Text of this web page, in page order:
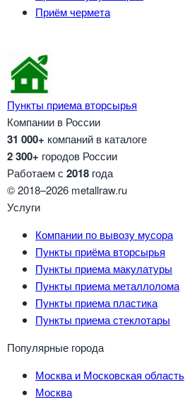
Приём чермета
Пункты приема вторсырья
Компании в России
31 000+ компаний в каталоге
2 300+ городов России
Работаем с 2018 года
© 2018–2026 metallraw.ru
Услуги
Компании по вывозу мусора
Пункты приёма вторсырья
Пункты приема макулатуры
Пункты приема металлолома
Пункты приема пластика
Пункты приема стеклотары
Популярные города
Москва и Московская область
Москва